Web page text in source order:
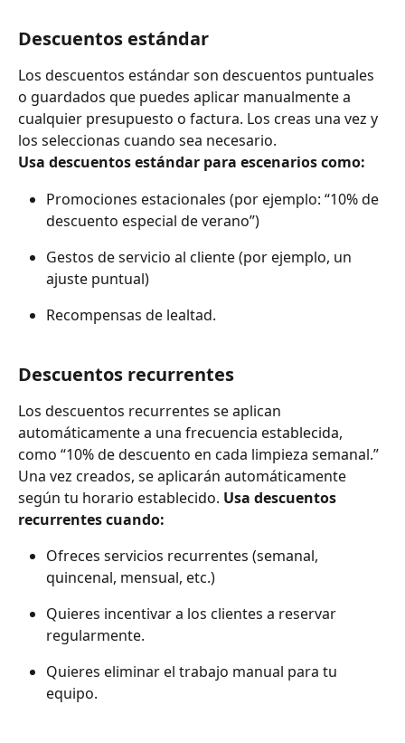
Descuentos estándar
Los descuentos estándar son descuentos puntuales
o guardados que puedes aplicar manualmente a
cualquier presupuesto o factura. Los creas una vez y
los seleccionas cuando sea necesario.
Usa descuentos estándar para escenarios como:
Promociones estacionales (por ejemplo: “10% de
descuento especial de verano”)
Gestos de servicio al cliente (por ejemplo, un
ajuste puntual)
Recompensas de lealtad.
Descuentos recurrentes
Los descuentos recurrentes se aplican
automáticamente a una frecuencia establecida,
como “10% de descuento en cada limpieza semanal.”
Una vez creados, se aplicarán automáticamente
según tu horario establecido. Usa descuentos
recurrentes cuando:
Ofreces servicios recurrentes (semanal,
quincenal, mensual, etc.)
Quieres incentivar a los clientes a reservar
regularmente.
Quieres eliminar el trabajo manual para tu
equipo.